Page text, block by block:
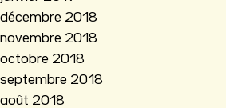
décembre 2018
novembre 2018
octobre 2018
septembre 2018
août 2018